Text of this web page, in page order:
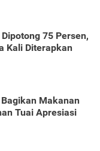
75 Persen,
Kali Diterapkan
Makanan
Tuai Apresiasi